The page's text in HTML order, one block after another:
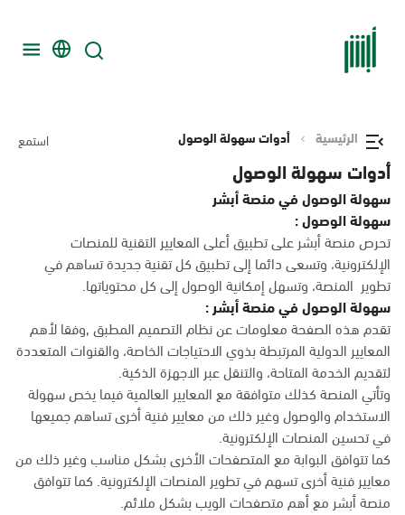
الرئيسية أدوات سهولة الوصول استمع
أدوات سهولة الوصول
سهولة الوصول في منصة أبشر
سهولة الوصول :
تحرص منصة أبشر على تطبيق أعلى المعايير التقنية للمنصات
الإلكترونية، وتسعى دائما إلى تطبيق كل تقنية جديدة تساهم في
تطوير المنصة، وتسهل إمكانية الوصول إلى كل محتوياتها.
سهولة الوصول في منصة أبشر :
تقدم هذه الصفحة معلومات عن نظام التصميم المطبق ,وفقا لأهم
المعايير الدولية المرتبطة بذوي الاحتياجات الخاصة، والقنوات المتعددة
لتقديم الخدمة المتاحة، والتنقل عبر الاجهزة الذكية.
وتأتي المنصة كذلك متوافقة مع المعايير العالمية فيما يخص سهولة
الاستخدام والوصول وغير ذلك من معايير فنية أخرى تساهم جميعها
في تحسين المنصات الإلكترونية.
كما تتوافق البوابة مع المتصفحات الأخرى بشكل مناسب وغير ذلك من
معايير فنية أخرى تسهم في تطوير المنصات الإلكترونية. كما تتوافق
منصة أبشر مع أهم متصفحات الويب بشكل ملائم.